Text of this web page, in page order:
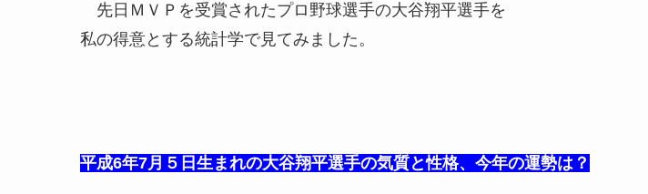
先日ＭＶＰを受賞されたプロ野球選手の大谷翔平選手を
私の得意とする統計学で見てみました。
平成6年7月５日生まれの大谷翔平選手の気質と性格、今年の運勢は？